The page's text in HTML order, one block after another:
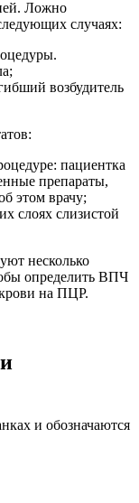
Ложно
случаях:
возбудитель
пациентка
препараты,
этом врачу;
слоях слизистой
несколько
определить ВПЧ
на ПЦР.
и обозначаются